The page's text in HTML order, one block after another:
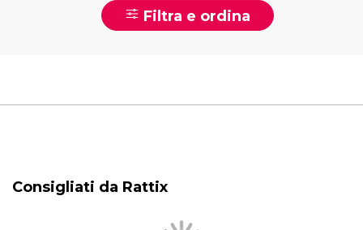
Filtra e ordina
Consigliati da Rattix